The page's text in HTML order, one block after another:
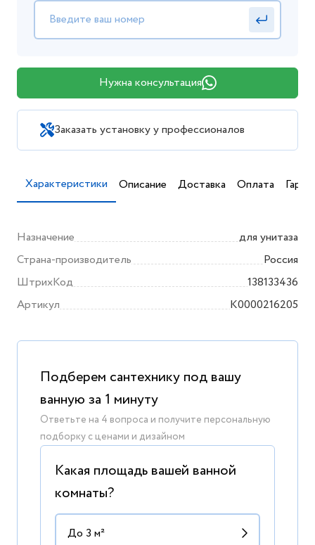
Нужна консультация
Заказать установку у профессионалов
Характеристики Описание Доставка Оплата
Назначение
для унитаза
Страна-производитель
Россия
ШтрихКод
138133436
Артикул
K0000216205
Подберем сантехнику под вашу
ванную за 1 минуту
Ответьте на 4 вопроса и получите персональную
подборку с ценами и дизайном
Какая площадь вашей ванной
комнаты?